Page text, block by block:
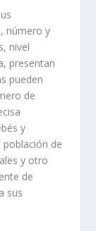
número y
nivel
presentan
pueden
de
y
de
y otro
de
sus